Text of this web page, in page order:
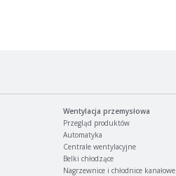
Wentylacja przemysłowa
Przegląd produktów
Automatyka
Centrale wentylacyjne
Belki chłodzące
Nagrzewnice i chłodnice kanałowe